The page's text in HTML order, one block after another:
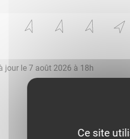
jour le 7 août 2026 à 18h
Ce site